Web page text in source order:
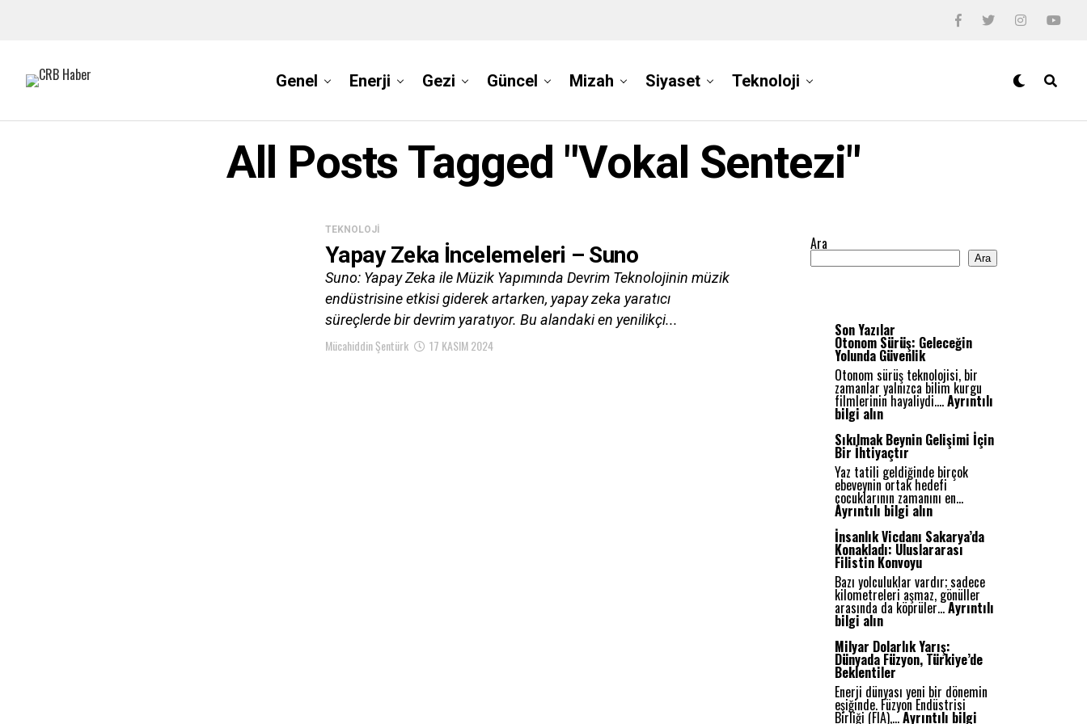
Genel Enerji Gezi Güncel Mizah Siyaset Teknoloji
All Posts Tagged "vokal Sentezi"
TEKNOLOJI
Yapay Zeka İncelemeleri – Suno
Suno: Yapay Zeka ile Müzik Yapımında Devrim Teknolojinin müzik
endüstrisine etkisi giderek artarken, yapay zeka yaratıcı
süreçlerde bir devrim yaratıyor. Bu alandaki en yenilikçi...
Mücahiddin Şentürk
17 KASIM 2024
Ara
Ara
Son Yazılar
Otonom Sürüş: Geleceğin
Yolunda Güvenlik
Otonom sürüş teknolojisi, bir
zamanlar yalnızca bilim kurgu
filmlerinin hayaliydi.…Ayrıntılı
bilgi alın:
O
t
o
n
o
m
S
ü
r
ü
ş
:
G
e
l
e
c
e
ğ
i
n
Y
o
Sıkılmak Beynin Gelişimi İçin
Bir İhtiyaçtır
Yaz tatili geldiğinde birçok
ebeveynin ortak hedefi
çocuklarının zamanını en…
Ayrıntılı bilgi alın:
S
ı
k
ı
l
m
a
k
e
y
n
n
G
e
İnsanlık Vicdanı Sakarya’da
Konakladı: Uluslararası
Filistin Konvoyu
Bazı yolculuklar vardır; sadece
kilometreleri aşmaz, gönüller
arasında da köprüler…Ayrıntılı
bilgi alın:
İ
n
s
a
n
l
ı
Milyar Dolarlık Yarış:
Dünyada Füzyon, Türkiye’de
Beklentiler
Enerji dünyası yeni bir dönemin
eşiğinde. Füzyon Endüstrisi
Birliği (FIA),…Ayrıntılı bilgi